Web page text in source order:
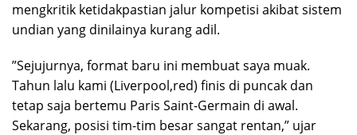
mengkritik ketidakpastian jalur kompetisi akibat sistem
undian yang dinilainya kurang adil.
​”Sejujurnya, format baru ini membuat saya muak.
Tahun lalu kami (Liverpool,red) finis di puncak dan
tetap saja bertemu Paris Saint-Germain di awal.
Sekarang, posisi tim-tim besar sangat rentan,” ujar